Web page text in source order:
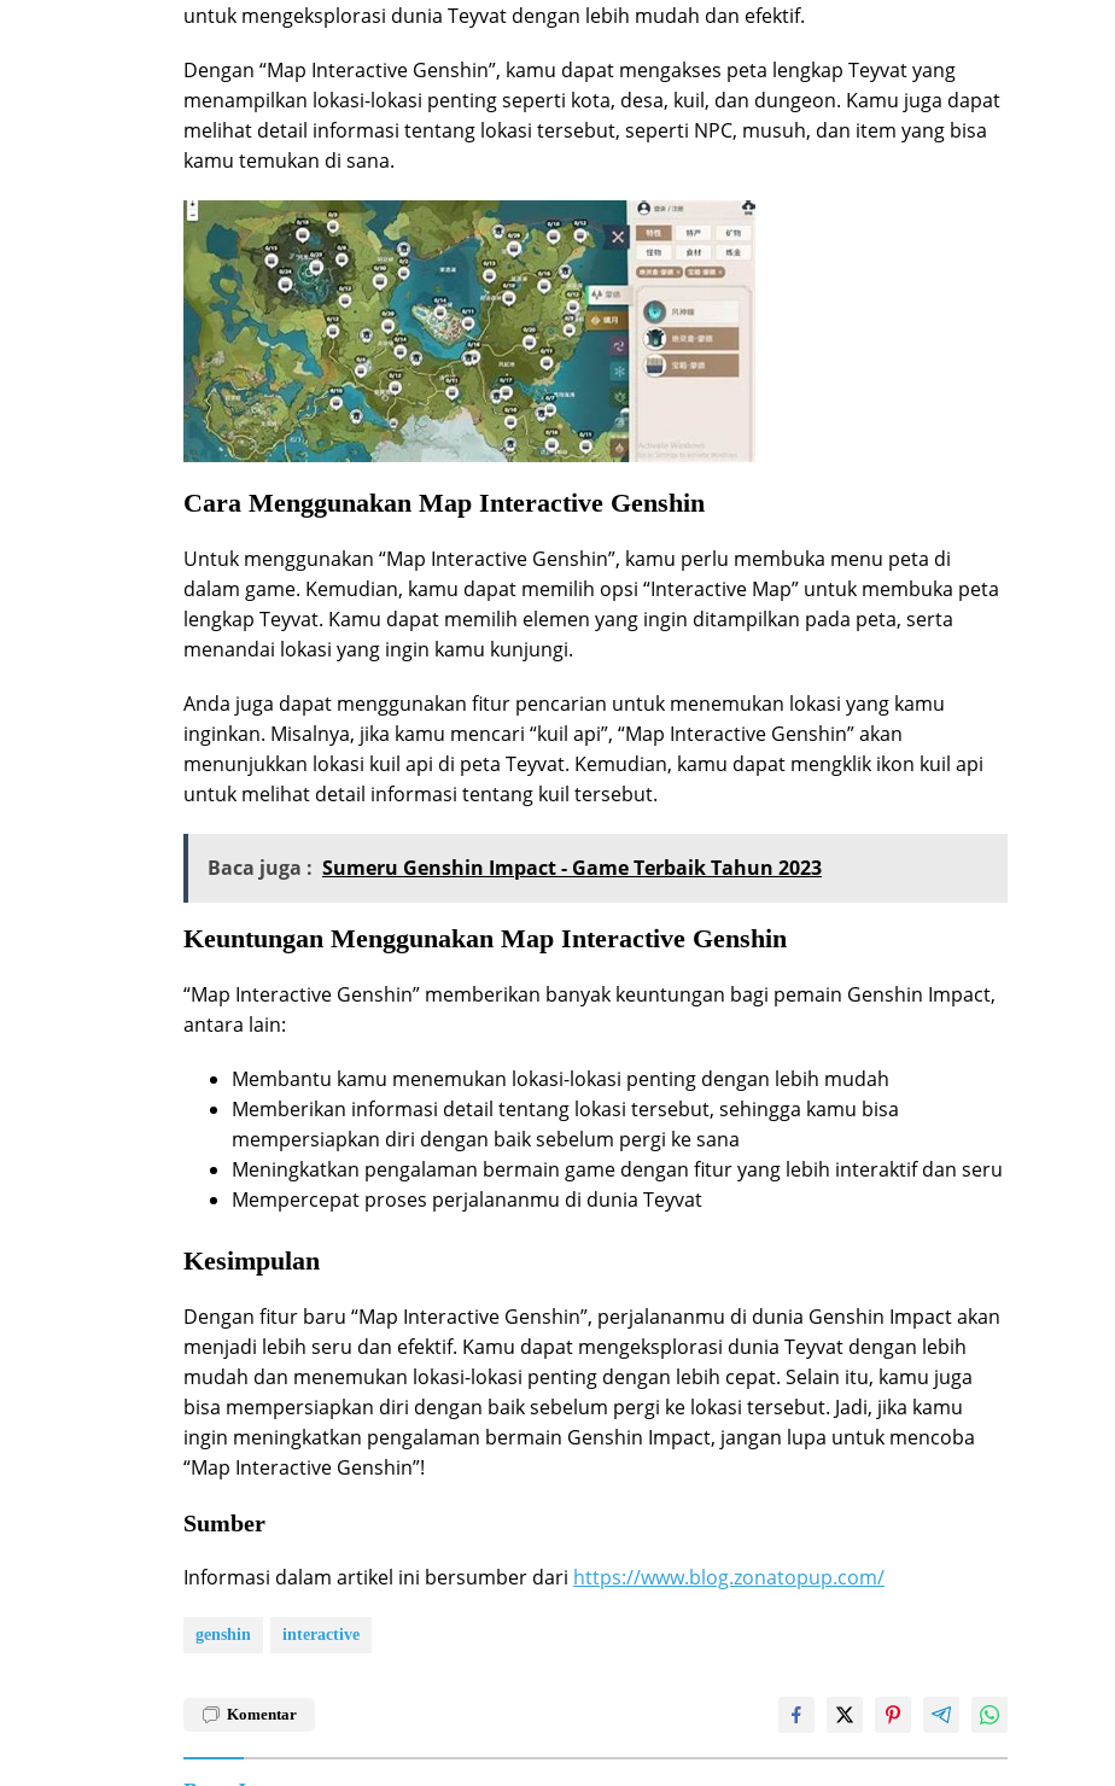
untuk mengeksplorasi dunia Teyvat dengan lebih mudah dan efektif.
Dengan “Map Interactive Genshin”, kamu dapat mengakses peta lengkap Teyvat yang
menampilkan lokasi-lokasi penting seperti kota, desa, kuil, dan dungeon. Kamu juga dapat
melihat detail informasi tentang lokasi tersebut, seperti NPC, musuh, dan item yang bisa
kamu temukan di sana.
Cara Menggunakan Map Interactive Genshin
Untuk menggunakan “Map Interactive Genshin”, kamu perlu membuka menu peta di
dalam game. Kemudian, kamu dapat memilih opsi “Interactive Map” untuk membuka peta
lengkap Teyvat. Kamu dapat memilih elemen yang ingin ditampilkan pada peta, serta
menandai lokasi yang ingin kamu kunjungi.
Anda juga dapat menggunakan fitur pencarian untuk menemukan lokasi yang kamu
inginkan. Misalnya, jika kamu mencari “kuil api”, “Map Interactive Genshin” akan
menunjukkan lokasi kuil api di peta Teyvat. Kemudian, kamu dapat mengklik ikon kuil api
untuk melihat detail informasi tentang kuil tersebut.
Baca juga : Sumeru Genshin Impact - Game Terbaik Tahun 2023
Keuntungan Menggunakan Map Interactive Genshin
“Map Interactive Genshin” memberikan banyak keuntungan bagi pemain Genshin Impact,
antara lain:
Membantu kamu menemukan lokasi-lokasi penting dengan lebih mudah
Memberikan informasi detail tentang lokasi tersebut, sehingga kamu bisa
mempersiapkan diri dengan baik sebelum pergi ke sana
Meningkatkan pengalaman bermain game dengan fitur yang lebih interaktif dan seru
Mempercepat proses perjalananmu di dunia Teyvat
Kesimpulan
Dengan fitur baru “Map Interactive Genshin”, perjalananmu di dunia Genshin Impact akan
menjadi lebih seru dan efektif. Kamu dapat mengeksplorasi dunia Teyvat dengan lebih
mudah dan menemukan lokasi-lokasi penting dengan lebih cepat. Selain itu, kamu juga
bisa mempersiapkan diri dengan baik sebelum pergi ke lokasi tersebut. Jadi, jika kamu
ingin meningkatkan pengalaman bermain Genshin Impact, jangan lupa untuk mencoba
“Map Interactive Genshin”!
Sumber
Informasi dalam artikel ini bersumber dari https://www.blog.zonatopup.com/
genshin interactive
Komentar